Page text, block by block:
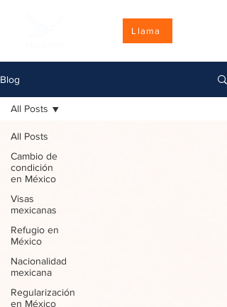
Llama
Blog
All Posts
Cambio de
condición
en México
Visas
mexicanas
Refugio en
México
Nacionalidad
mexicana
Regularización
en México
All Posts